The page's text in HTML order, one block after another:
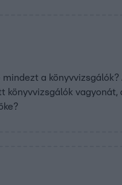
a
vagyonát,